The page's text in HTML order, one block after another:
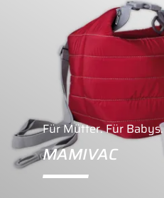
Für Mütter. Für Babys.
MAMIVAC